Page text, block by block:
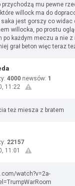
mu pewne
willock ma do
jest gorszy co widac
willocka, po prostu
po każdym meczu a nie
grał beton więc teraz
4000 newsów: 1
11:22
też miesza z bratem
22157
11:01
watch?v=2a-